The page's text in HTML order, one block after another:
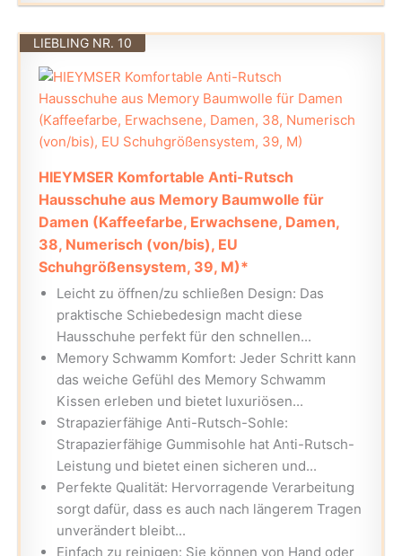
LIEBLING NR. 10
HIEYMSER Komfortable Anti-Rutsch
Hausschuhe aus Memory Baumwolle für
Damen (Kaffeefarbe, Erwachsene, Damen,
38, Numerisch (von/bis), EU
Schuhgrößensystem, 39, M)*
Leicht zu öffnen/zu schließen Design: Das
praktische Schiebedesign macht diese
Hausschuhe perfekt für den schnellen...
Memory Schwamm Komfort: Jeder Schritt kann
das weiche Gefühl des Memory Schwamm
Kissen erleben und bietet luxuriösen...
Strapazierfähige Anti-Rutsch-Sohle:
Strapazierfähige Gummisohle hat Anti-Rutsch-
Leistung und bietet einen sicheren und...
Perfekte Qualität: Hervorragende Verarbeitung
sorgt dafür, dass es auch nach längerem Tragen
unverändert bleibt...
Einfach zu reinigen: Sie können von Hand oder